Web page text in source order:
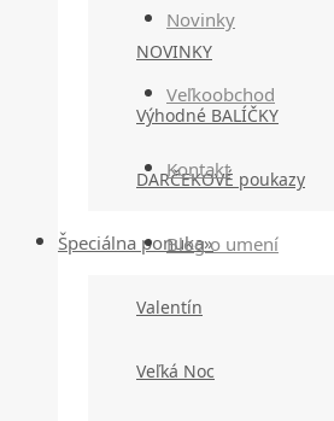
Novinky
Veľkoobchod
Kontakt
Blog o umení
NOVINKY
Výhodné BALÍČKY
DARČEKOVÉ poukazy
Špeciálna ponuka»
Valentín
Veľká Noc